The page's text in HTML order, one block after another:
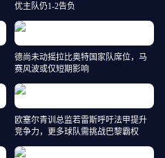
优主队仍1-2告负
德尚未动摇拉比奥特国家队席位，马
赛风波或仅短期影响
欧塞尔青训总监若雷斯呼吁法甲提升
竞争力，更多球队需挑战巴黎霸权